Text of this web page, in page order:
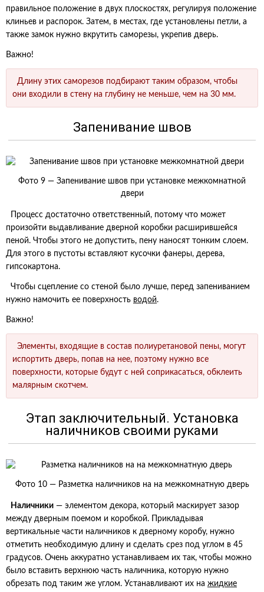
правильное положение в двух плоскостях, регулируя положение
клиньев и распорок. Затем, в местах, где установлены петли, а
также замок нужно вкрутить саморезы, укрепив дверь.
Важно!
Длину этих саморезов подбирают таким образом, чтобы
они входили в стену на глубину не меньше, чем на 30 мм.
Запенивание швов
Фото 9 — Запенивание швов при установке межкомнатной
двери
Процесс достаточно ответственный, потому что может
произойти выдавливание дверной коробки расширившейся
пеной. Чтобы этого не допустить, пену наносят тонким слоем.
Для этого в пустоты вставляют кусочки фанеры, дерева,
гипсокартона.
Чтобы сцепление со стеной было лучше, перед запениванием
нужно намочить ее поверхность водой.
Важно!
Элементы, входящие в состав полиуретановой пены, могут
испортить дверь, попав на нее, поэтому нужно все
поверхности, которые будут с ней соприкасаться, обклеить
малярным скотчем.
Этап заключительный. Установка
наличников своими руками
Фото 10 — Разметка наличников на на межкомнатную дверь
Наличники — элементом декора, который маскирует зазор
между дверным поемом и коробкой. Прикладывая
вертикальные части наличников к дверному коробу, нужно
отметить необходимую длину и сделать срез под углом в 45
градусов. Очень аккуратно устанавливаем их так, чтобы можно
было вставить верхнюю часть наличника, которую нужно
обрезать под таким же углом. Устанавливают их на жидкие